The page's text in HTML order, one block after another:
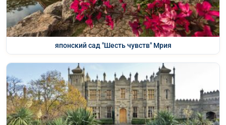
японский сад "Шесть чувств" Мрия